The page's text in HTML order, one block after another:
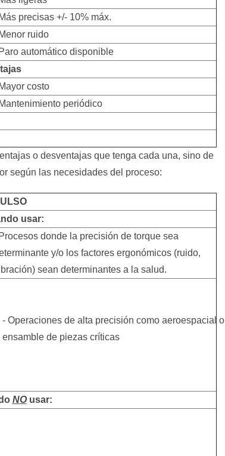
precisas +/- 10% máx.
ruido
automático disponible
costo
periódico
o desventajas que tenga cada una, sino de
según las necesidades del proceso:
usar:
donde la precisión de torque sea
y/o los factores ergonómicos (ruido,
sean determinantes a la salud.
- Operaciones de alta precisión como aeroespacial o
ensamble de piezas críticas
NOusar: